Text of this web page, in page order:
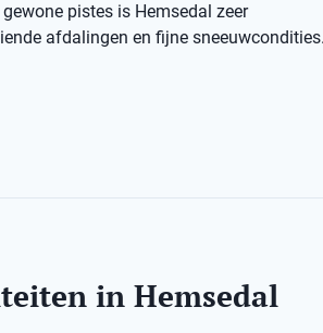
pistes is Hemsedal zeer
afdalingen en fijne sneeuwcondities.
in Hemsedal